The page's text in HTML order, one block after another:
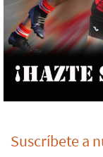
Suscríbete a